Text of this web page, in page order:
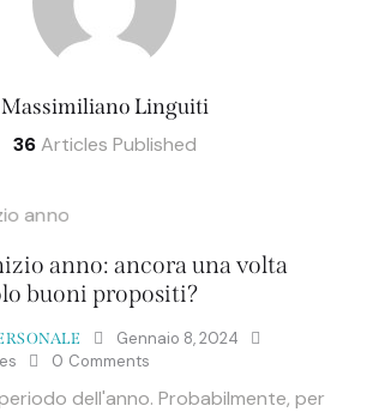
Massimiliano Linguiti
36Articles Published
anno: ancora una volta
buoni propositi?
Gennaio 8, 2024
0 Comments
dell'anno. Probabilmente, per